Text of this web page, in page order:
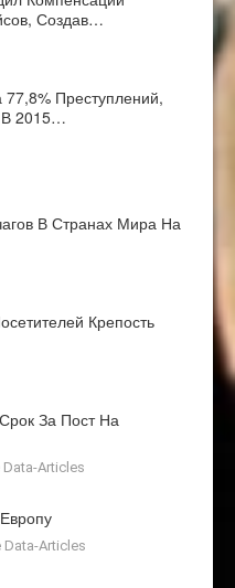
Создав…
Преступлений,
В 2015…
В Странах Мира На
Крепость
За Пост На
Articles
Data-Articles